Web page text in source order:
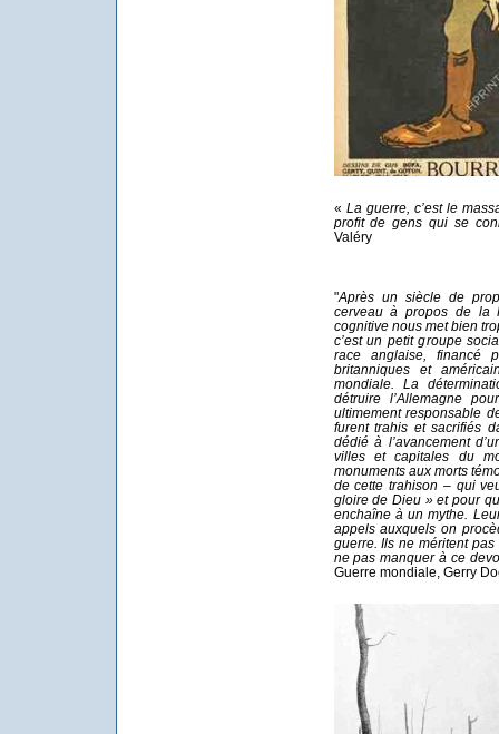
« La guerre, c’est le
profit de gens qui se
Valéry
"Après un siècle de
cerveau à propos de la
cognitive nous met bien
c’est un petit groupe
race anglaise, financé
britanniques et
mondiale. La
détruire l’Allemagne
ultimement responsable
furent trahis et sacrifiés
dédié à l’avancement
villes et capitales du
monuments aux morts
de cette trahison – qui
gloire de Dieu » et pour
enchaîne à un mythe.
appels auxquels on
guerre. Ils ne méritent
ne pas manquer à ce
Guerre mondiale, Gerry